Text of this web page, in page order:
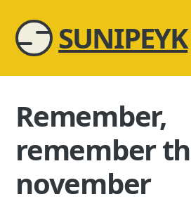
SUNIPEYK
Remember,
remember
november